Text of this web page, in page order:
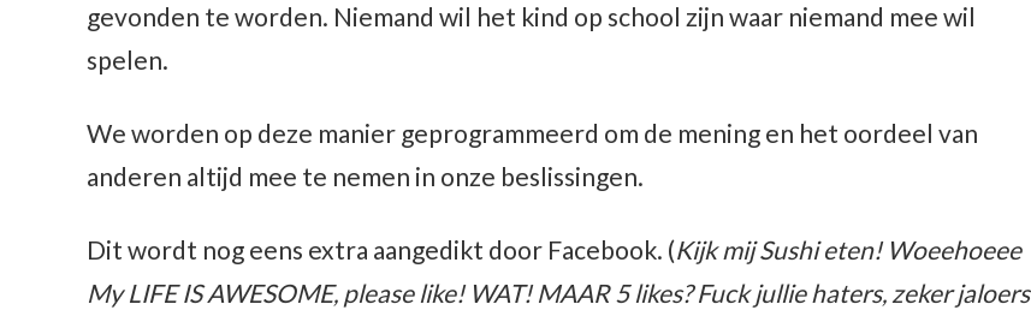
gevonden te worden. Niemand wil het kind op school zijn waar niemand mee wil
spelen.
We worden op deze manier geprogrammeerd om de mening en het oordeel van
anderen altijd mee te nemen in onze beslissingen.
Dit wordt nog eens extra aangedikt door Facebook. (Kijk mij Sushi eten! Woeehoeee
My LIFE IS AWESOME, please like! WAT! MAAR 5 likes? Fuck jullie haters, zeker jaloers